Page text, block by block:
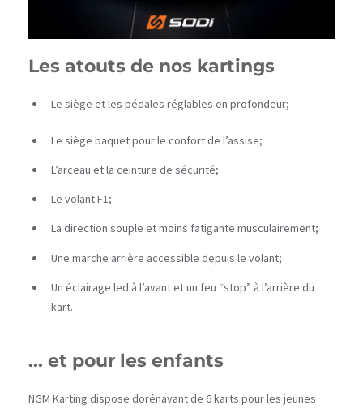
Les atouts de nos kartings
Le siège et les pédales réglables en profondeur;
Le siège baquet pour le confort de l’assise;
L’arceau et la ceinture de sécurité;
Le volant F1;
La direction souple et moins fatigante musculairement;
Une marche arrière accessible depuis le volant;
Un éclairage led à l’avant et un feu “stop” à l’arrière du
kart.
... et pour les enfants
NGM Karting dispose dorénavant de 6 karts pour les jeunes